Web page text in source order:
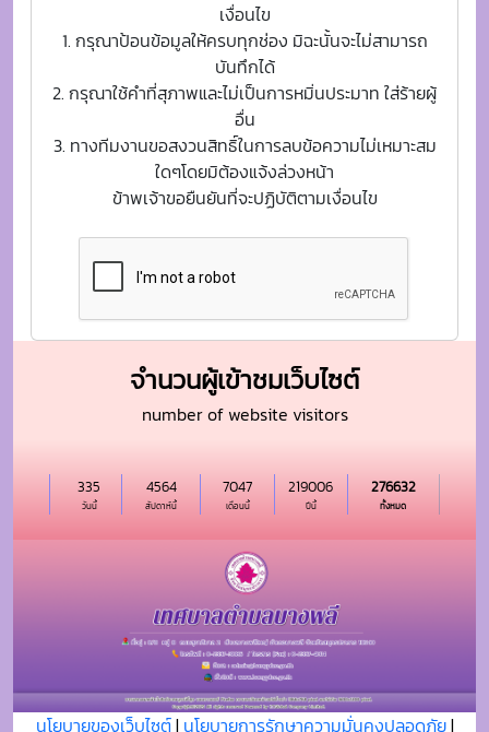
เงื่อนไข
1. กรุณาป้อนข้อมูลให้ครบทุกช่อง มิฉะนั้นจะไม่สามารถ
บันทึกได้
2. กรุณาใช้คำที่สุภาพและไม่เป็นการหมิ่นประมาท ใส่ร้ายผู้
อื่น
3. ทางทีมงานขอสงวนสิทธิ์ในการลบข้อความไม่เหมาะสม
ใดๆโดยมิต้องแจ้งล่วงหน้า
ข้าพเจ้าขอยืนยันที่จะปฏิบัติตามเงื่อนไข
จำนวนผู้เข้าชมเว็บไซต์
number of website visitors
วันนี้
335
สัปดาห์นี้
4564
เดือนนี้
7047
ปีนี้
219006
ทั้งหมด
276632
นโยบายของเว็บไซต์| นโยบายการรักษาความมั่นคงปลอดภัย|